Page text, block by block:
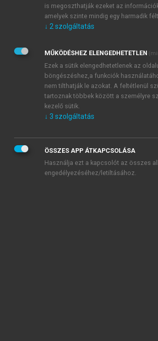
Kérek értesítést a MeRSZ újdonságairól,
Kérek értesítést az Akadémiai Kiadó Zrt.
Adatkezelési tájékoztatóbanfoglaltakat
veszem és elfogadom.
Általános vásárlási feltételeket,
mersz.huoldalak licencszerződéseiben
tudomásul veszem és elfogadom.
KIPRÓBÁLOM
is megoszthatják ezeket az
amelyek szinte mindig egy harmadik
↓ 2 szolgáltatás
MŰKÖDÉSHEZ ELENGEDHETETLEN
Ezek a sütik elengedhetetlenek az
böngészéshez,a funkciók
nem tilthatják le azokat. A feltétlenül
tartoznak többek között a személyre
kezelő sütik.
↓ 3 szolgáltatás
ÖSSZES APP ÁTKAPCSOLÁSA
Használja ezt a kapcsolót az összes
engedélyezéséhez/letiltásához.